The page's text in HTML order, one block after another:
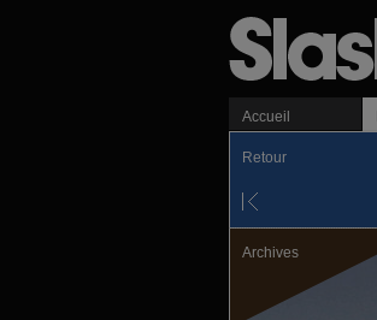
Accueil
Retour
Archives